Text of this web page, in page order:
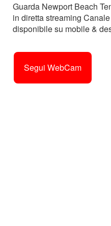
Guarda Newport Beach
in diretta streaming
disponibile su mobile &